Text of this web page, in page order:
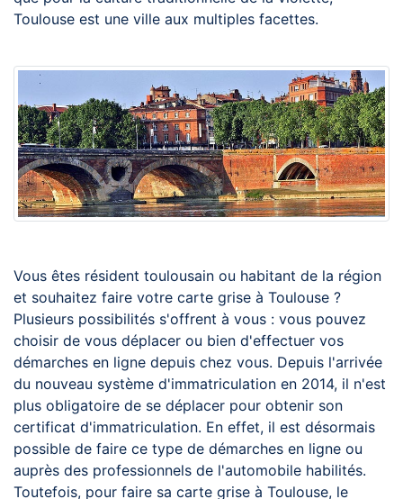
Toulouse est une ville aux multiples facettes.
Vous êtes résident toulousain ou habitant de la région
et souhaitez faire votre carte grise à Toulouse ?
Plusieurs possibilités s'offrent à vous : vous pouvez
choisir de vous déplacer ou bien d'effectuer vos
démarches en ligne depuis chez vous. Depuis l'arrivée
du nouveau système d'immatriculation en 2014, il n'est
plus obligatoire de se déplacer pour obtenir son
certificat d'immatriculation. En effet, il est désormais
possible de faire ce type de démarches en ligne ou
auprès des professionnels de l'automobile habilités.
Toutefois, pour faire sa carte grise à Toulouse, le